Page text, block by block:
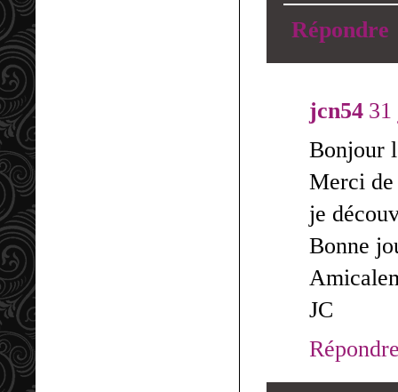
Répondre
jcn54
Bonjour
Merci
je
Bonne
JC